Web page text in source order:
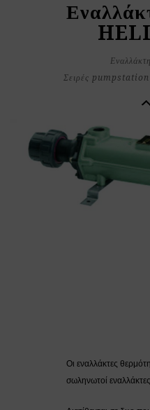
Σειρές pumpstation
Οι εναλλάκτες
σωληνωτοί